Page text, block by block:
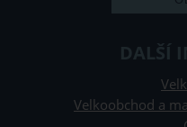
DALŠÍ
Velkoobchod a